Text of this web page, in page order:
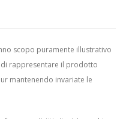
scopo puramente illustrativo
rappresentare il prodotto
mantenendo invariate le